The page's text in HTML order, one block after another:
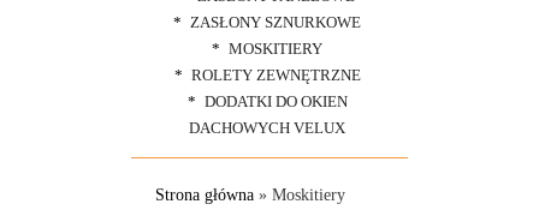
ZASŁONY SZNURKOWE
MOSKITIERY
ROLETY ZEWNĘTRZNE
DODATKI DO OKIEN
DACHOWYCH VELUX
Strona główna » Moskitiery